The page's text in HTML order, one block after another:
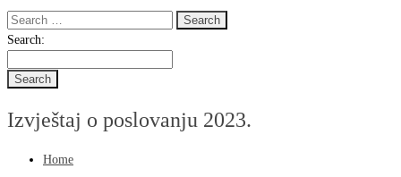
Search
for:
Search
Search:
Izvještaj o poslovanju 2023.
Home